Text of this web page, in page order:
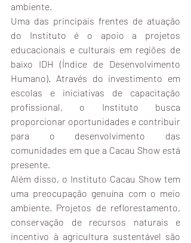
ambiente.
Uma das principais frentes de atuação
do Instituto é o apoio a projetos
educacionais e culturais em regiões de
baixo IDH (Índice de Desenvolvimento
Humano). Através do investimento em
escolas e iniciativas de capacitação
profissional, o Instituto busca
proporcionar oportunidades e contribuir
para o desenvolvimento das
comunidades em que a Cacau Show está
presente.
Além disso, o Instituto Cacau Show tem
uma preocupação genuína com o meio
ambiente. Projetos de reflorestamento,
conservação de recursos naturais e
incentivo à agricultura sustentável são